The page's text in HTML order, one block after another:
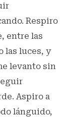
Respiro
entre las
las luces, y
levanto sin
Aspiro a
lánguido,